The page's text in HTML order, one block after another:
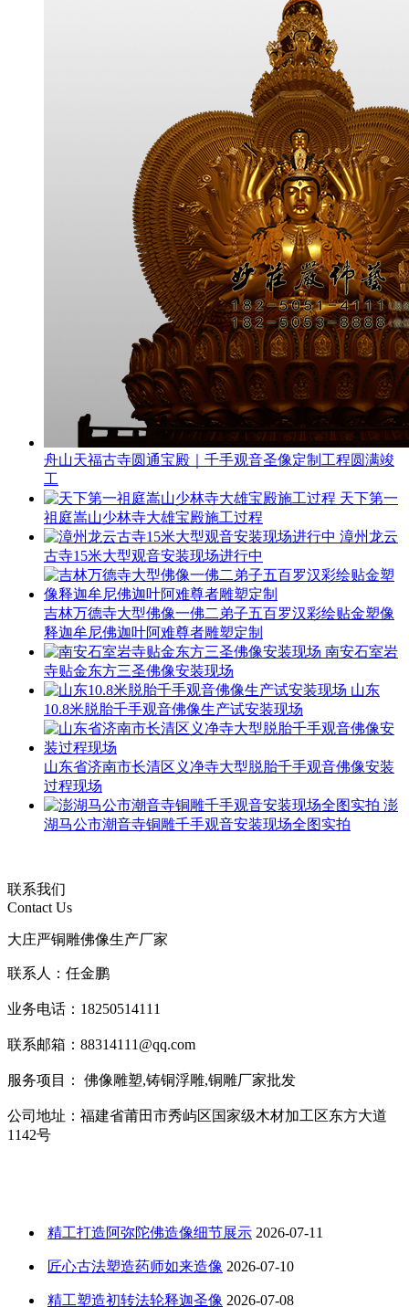
舟山天福古寺圆通宝殿｜千手观音圣像定制工程圆满竣
工
天下第一
祖庭嵩山少林寺大雄宝殿施工过程
漳州龙云
古寺15米大型观音安装现场进行中
吉林万德寺大型佛像一佛二弟子五百罗汉彩绘贴金塑像
释迦牟尼佛迦叶阿难尊者雕塑定制
南安石室岩
寺贴金东方三圣佛像安装现场
山东
10.8米脱胎千手观音佛像生产试安装现场
山东省济南市长清区义净寺大型脱胎千手观音佛像安装
过程现场
澎
湖马公市潮音寺铜雕千手观音安装现场全图实拍
联系我们
Contact Us
大庄严铜雕佛像生产厂家
联系人：任金鹏
业务电话：18250514111
联系邮箱：88314111@qq.com
服务项目： 佛像雕塑,铸铜浮雕,铜雕厂家批发
公司地址：福建省莆田市秀屿区国家级木材加工区东方大道
1142号
精工打造阿弥陀佛造像细节展示 2026-07-11
匠心古法塑造药师如来造像 2026-07-10
精工塑造初转法轮释迦圣像 2026-07-08